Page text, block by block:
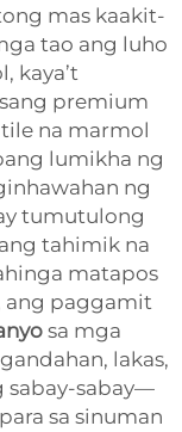
mas kaakit-
tao ang luho
kaya’t
premium
na marmol
lumikha ng
ng
tumutulong
tahimik na
matapos
ang paggamit
sa mga
lakas,
sabay-sabay—
sa sinuman